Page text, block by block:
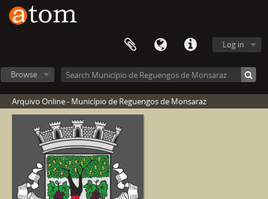
Log in
Browse
Arquivo Online - Município de Reguengos de Monsaraz